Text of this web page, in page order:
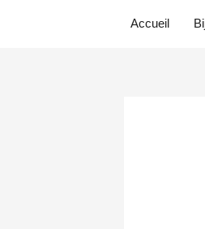
Accueil